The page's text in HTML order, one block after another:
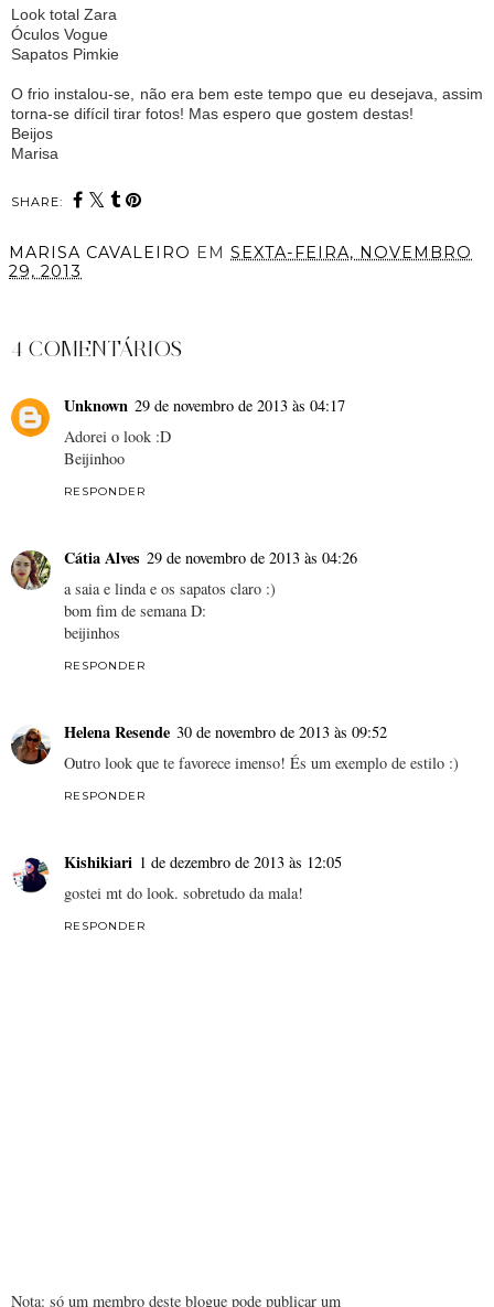
Look total Zara
Óculos Vogue
Sapatos Pimkie
O frio instalou-se, não era bem este tempo que eu desejava, assim
torna-se difícil tirar fotos! Mas espero que gostem destas!
Beijos
Marisa
SHARE:
MARISA CAVALEIRO EM SEXTA-FEIRA, NOVEMBRO
29, 2013
4 COMENTÁRIOS
Unknown 29 de novembro de 2013 às 04:17
Adorei o look :D
Beijinhoo
RESPONDER
Cátia Alves 29 de novembro de 2013 às 04:26
a saia e linda e os sapatos claro :)
bom fim de semana D:
beijinhos
RESPONDER
Helena Resende 30 de novembro de 2013 às 09:52
Outro look que te favorece imenso! És um exemplo de estilo :)
RESPONDER
Kishikiari 1 de dezembro de 2013 às 12:05
gostei mt do look. sobretudo da mala!
RESPONDER
Nota: só um membro deste blogue pode publicar um